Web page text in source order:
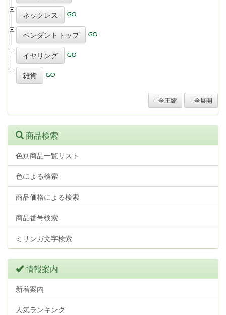
ネックレス
ペンダントトップ
イヤリング
雑貨
全圧縮 全展開
商品検索
色別商品一覧リスト
色による検索
商品価格による検索
商品番号検索
ミサンガ文字検索
情報案内
新着案内
人気ランキング